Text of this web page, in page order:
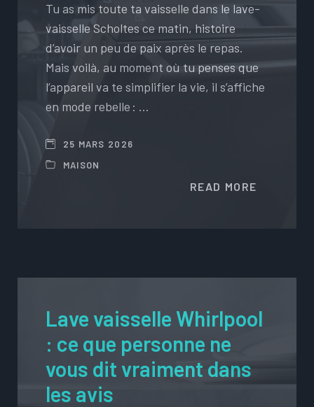
Tu as mis toute ta vaisselle dans le lave-
vaisselle Scholtes ce matin, histoire
d’avoir un peu de paix après le repas.
Mais voilà, au moment où tu penses que
l’appareil va te simplifier la vie, il s’affiche
en mode rebelle : …
25 MARS 2026
MAISON
READ MORE
Lave vaisselle Whirlpool
: ce que personne ne
vous dit vraiment dans
les avis